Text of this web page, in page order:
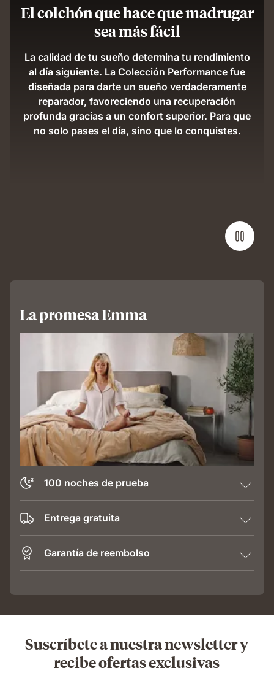
El colchón que hace que madrugar
sea más fácil
La calidad de tu sueño determina tu rendimiento
al día siguiente. La Colección Performance fue
diseñada para darte un sueño verdaderamente
reparador, favoreciendo una recuperación
profunda gracias a un confort superior. Para que
no solo pases el día, sino que lo conquistes.
La promesa Emma
100 noches de prueba
Entrega gratuita
Garantía de reembolso
Suscríbete a nuestra newsletter y
recibe ofertas exclusivas